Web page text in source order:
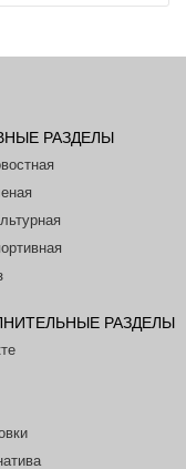
РАЗДЕЛЫ
РАЗДЕЛЫ